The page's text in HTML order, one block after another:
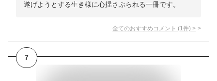
遂げようとする生き様に心揺さぶられる一冊です。
全てのおすすめコメント (1 件) >
7